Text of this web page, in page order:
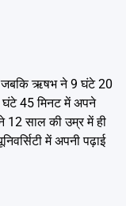
जबकि ऋषभ ने 9 घंटे 20
घंटे 45 मिनट में अपने
12 साल की उम्र में ही
में अपनी पढ़ाई